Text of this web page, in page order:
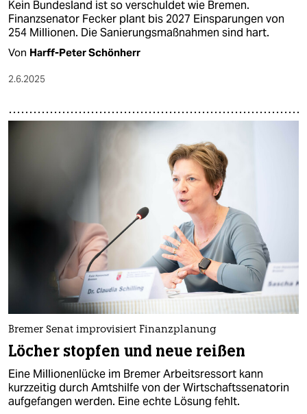
Kein Bundesland ist so verschuldet wie Bremen.
Finanzsenator Fecker plant bis 2027 Einsparungen von
254 Millionen. Die Sanierungsmaßnahmen sind hart.
Von Harff-Peter Schönherr
2.6.2025
Bremer Senat improvisiert Finanzplanung
Löcher stopfen und neue reißen
Eine Millionenlücke im Bremer Arbeitsressort kann
kurzzeitig durch Amtshilfe von der Wirtschaftssenatorin
aufgefangen werden. Eine echte Lösung fehlt.